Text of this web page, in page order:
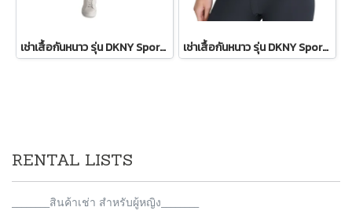
เช่าเสื้อกันหนาว รุ่น DKNY Sport Sherpa-Trim Puffer Vest - Ivory WINTERCLOTHFA0151 เช่าเสื้อกันหนาว รุ่น DKNY Sport Sherpa-Trim Puffer Vest WINTERCLOTHFA0297
RENTAL LISTS
________สินค้าเช่า สำหรับผู้หญิง________